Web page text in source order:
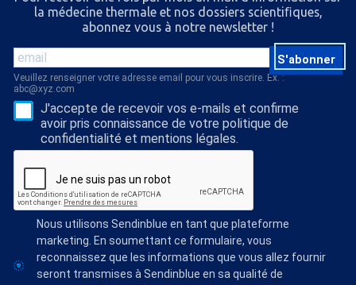
la médecine thermale et nos dossiers scientiﬁques,
abonnez vous à notre newsletter !
S'abonner
Veuillez renseigner votre adresse email pour vous inscrire. Ex. :
abc@xyz.com
J'accepte de recevoir vos e-mails et confirme
avoir pris connaissance de votre politique de
confidentialité et mentions légales.
Nous utilisons Sendinblue en tant que plateforme
marketing. En soumettant ce formulaire, vous
reconnaissez que les informations que vous allez fournir
seront transmises à Sendinblue en sa qualité de